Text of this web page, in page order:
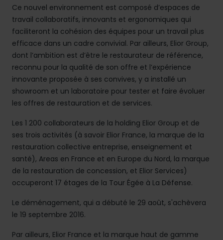
Ce nouvel environnement est composé d’espaces de
travail collaboratifs, innovants et ergonomiques qui
faciliteront la cohésion des équipes pour un travail plus
efficace dans un cadre convivial. Par ailleurs, Elior Group,
dont l’ambition est d’être le restaurateur de référence,
reconnu pour la qualité de son offre et l’expérience
innovante proposée à ses convives, y a installé un
showroom et un laboratoire pour tester et faire évoluer
les offres de restauration et de services.
Les 1 200 collaborateurs de la holding Elior Group et de
ses trois activités (à savoir Elior France, la marque de la
restauration collective entreprise, enseignement et
santé), Areas en France et en Europe du Nord, la marque
de la restauration de concession, et Elior Services)
occuperont 17 étages de la Tour Égée à La Défense.
Le déménagement, qui a débuté le 29 août, s'achèvera
le 19 septembre 2016.
Par ailleurs, Elior France et la marque haut de gamme